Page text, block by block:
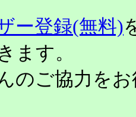
ー登録(無料)
ます。
のご協力を